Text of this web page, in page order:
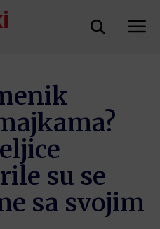
su se
sa svojim